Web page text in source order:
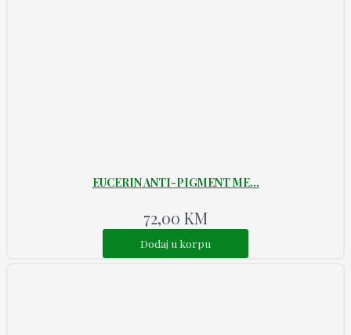
EUCERIN ANTI-PIGMENT ME...
72,00 KM
Dodaj u korpu